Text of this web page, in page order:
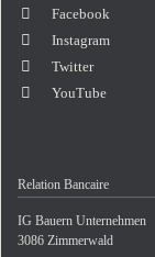
Facebook
Instagram
Twitter
YouTube
Relation Bancaire
IG Bauern Unternehmen
3086 Zimmerwald